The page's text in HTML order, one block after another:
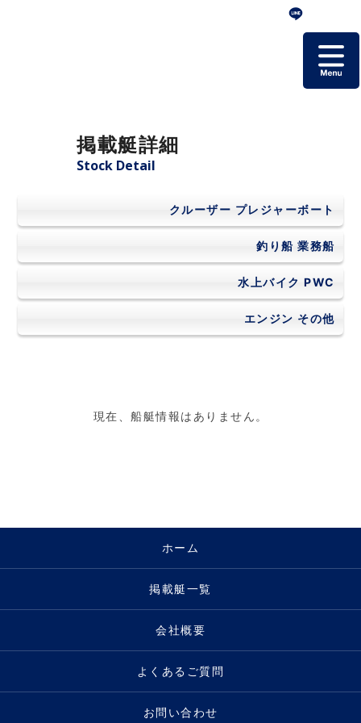
会社概要
よくあるご質問
お問い合わせ
個人情報保護方針
掲載艇詳細
Stock Detail
クルーザー プレジャーボート
釣り船 業務船
水上バイク PWC
エンジン その他
現在、船艇情報はありません。
ホーム
掲載艇一覧
会社概要
よくあるご質問
お問い合わせ